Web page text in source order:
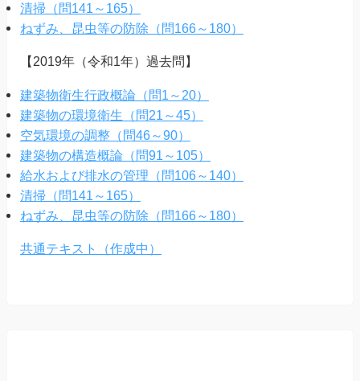
清掃（問141～165）
ねずみ、昆虫等の防除（問166～180）
【2019年（令和1年）過去問】
建築物衛生行政概論（問1～20）
建築物の環境衛生（問21～45）
空気環境の調整（問46～90）
建築物の構造概論（問91～105）
給水および排水の管理（問106～140）
清掃（問141～165）
ねずみ、昆虫等の防除（問166～180）
共通テキスト（作成中）